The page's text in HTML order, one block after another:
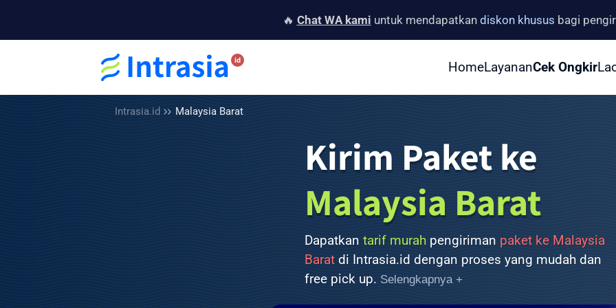
🔥 Chat WA kami untuk mendapatkan diskon khusus bagi
HomeLayananCek Ongkir
Intrasia.id Malaysia Barat
Kirim Paket ke
Malaysia Barat
Dapatkan tarif murahpengiriman paket ke Malaysia
Baratdi Intrasia.id dengan proses yang mudah dan
free pick up. Selengkapnya +